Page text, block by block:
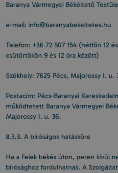
Baranya Vármegyei Békéltető
e-mail: info@baranyabekeltetes.hu
Telefon: +36 72 507 154 (hétfőn 12
csütörtökön 9 és 12 óra között)
Székhely: 7625 Pécs, Majorossy I. u.
Postacím: Pécs-Baranyai
működtetett Baranya Vármegyei
Majorossy I. u. 36.
8.3.3. A bíróságok hatásköre
Ha a Felek békés úton, peren kívül
bírósághoz fordulhatnak. A